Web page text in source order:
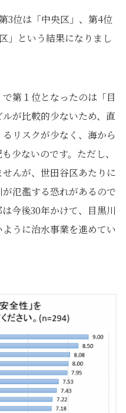
3位は「中央区」、第4位
」という結果になりまし
第１位となったのは「目
が比較的少ないため、直
リスクが少なく、海から
少ないのです。ただし、
んが、世田谷区あたりに
氾濫する恐れがあるので
今後30年かけて、目黒川
うに治水事業を進めてい